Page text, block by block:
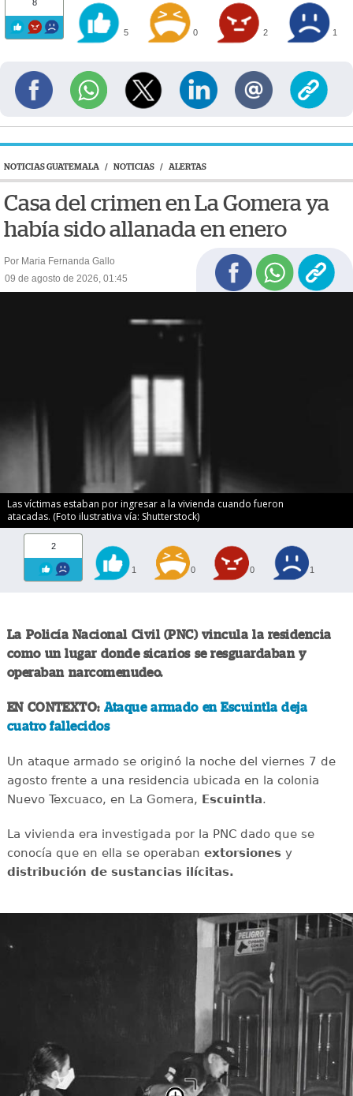
8
5 0 2 1
NOTICIAS GUATEMALA / NOTICIAS / ALERTAS
Casa del crimen en La Gomera ya
había sido allanada en enero
Por Maria Fernanda Gallo
09 de agosto de 2026, 01:45
Las víctimas estaban por ingresar a la vivienda cuando fueron
atacadas. (Foto ilustrativa vía: Shutterstock)
2
1 0 0 1
La Policía Nacional Civil (PNC) vincula la residencia
como un lugar donde sicarios se resguardaban y
operaban narcomenudeo.
EN CONTEXTO: Ataque armado en Escuintla deja
cuatro fallecidos
Un ataque armado se originó la noche del viernes 7 de
agosto frente a una residencia ubicada en la colonia
Nuevo Texcuaco, en La Gomera, Escuintla.
La vivienda era investigada por la PNC dado que se
conocía que en ella se operaban extorsionesy
distribución de sustancias ilícitas.